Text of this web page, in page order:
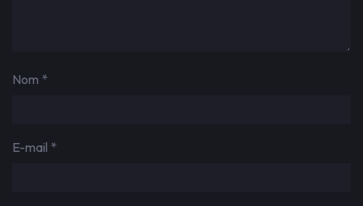
Nom *
E-mail *